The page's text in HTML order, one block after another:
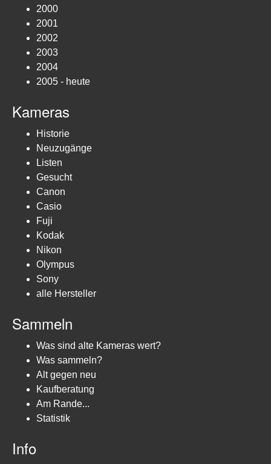
2000
2001
2002
2003
2004
2005 - heute
Kameras
Historie
Neuzugänge
Listen
Gesucht
Canon
Casio
Fuji
Kodak
Nikon
Olympus
Sony
alle Hersteller
Sammeln
Was sind alte Kameras wert?
Was sammeln?
Alt gegen neu
Kaufberatung
Am Rande...
Statistik
Info